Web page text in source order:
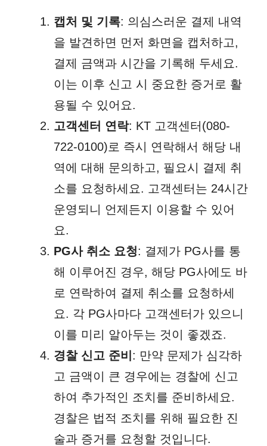
캡처 및 기록: 의심스러운 결제 내역
을 발견하면 먼저 화면을 캡처하고,
결제 금액과 시간을 기록해 두세요.
이는 이후 신고 시 중요한 증거로 활
용될 수 있어요.
고객센터 연락: KT 고객센터(080-
722-0100)로 즉시 연락해서 해당 내
역에 대해 문의하고, 필요시 결제 취
소를 요청하세요. 고객센터는 24시간
운영되니 언제든지 이용할 수 있어
요.
PG사 취소 요청: 결제가 PG사를 통
해 이루어진 경우, 해당 PG사에도 바
로 연락하여 결제 취소를 요청하세
요. 각 PG사마다 고객센터가 있으니
이를 미리 알아두는 것이 좋겠죠.
경찰 신고 준비: 만약 문제가 심각하
고 금액이 큰 경우에는 경찰에 신고
하여 추가적인 조치를 준비하세요.
경찰은 법적 조치를 위해 필요한 진
술과 증거를 요청할 것입니다.